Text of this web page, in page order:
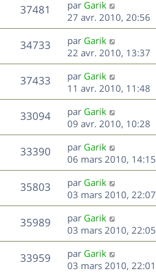
s
n
i
e
r
m
e
s
s
a
g
e
37481
u
e
s
D
e
r
n
i
e
r
m
e
s
s
a
g
e
par Garik
27 avr. 2010, 20:56
34733V
u
e
D
e
r
n
i
e
r
m
e
s
s
a
g
e
par Garik
22 avr. 2010, 13:37
37433V
u
s
D
e
r
n
i
e
r
m
e
s
s
a
g
e
par Garik
11 avr. 2010, 11:48
33094V
u
s
D
e
r
n
i
e
r
m
e
s
s
a
g
e
par Garik
09 avr. 2010, 10:28
33390V
u
e
s
D
e
r
n
i
e
r
m
e
s
s
par Garik
06 mars 2010, 14:15
35803V
u
s
D
e
r
n
i
e
r
m
par Garik
03 mars 2010, 22:07
35989V
u
D
e
r
n
i
par Garik
03 mars 2010, 22:05
33959V
D
e
par Garik
03 mars 2010, 22:01